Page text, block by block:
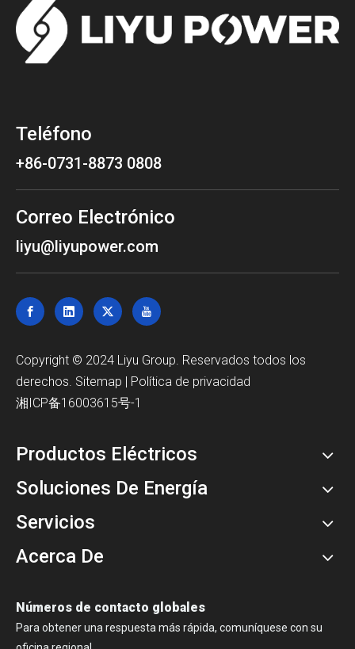
Teléfono
+86-0731-8873 0808
Correo Electrónico
liyu@liyupower.com
Copyright © 2024 Liyu Group. Reservados todos los
derechos. Sitemap | Política de privacidad
湘ICP备16003615号-1
Productos Eléctricos
Soluciones De Energía
Servicios
Acerca De
Números de contacto globales
Para obtener una respuesta más rápida, comuníquese con su